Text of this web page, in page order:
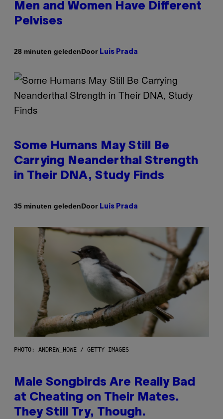
Men and Women Have Different
Pelvises
28 minuten geledenDoor Luis Prada
Some Humans May Still Be
Carrying Neanderthal Strength
in Their DNA, Study Finds
35 minuten geledenDoor Luis Prada
PHOTO: ANDREW_HOWE / GETTY IMAGES
Male Songbirds Are Really Bad
at Cheating on Their Mates.
They Still Try, Though.